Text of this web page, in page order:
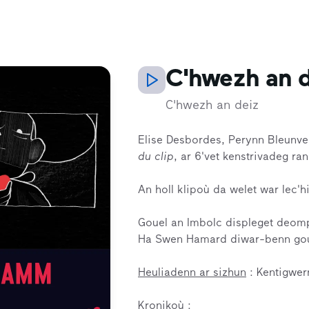
C'hwezh an
C'hwezh an deiz
Elise Desbordes, Perynn
du clip, ar 6'vet kenstrivadeg
An holl klipoù da welet war
Gouel an Imbolc displeget
Ha Swen Hamard diwar-benn
Heuliadenn ar sizhun :
Kronikoù :